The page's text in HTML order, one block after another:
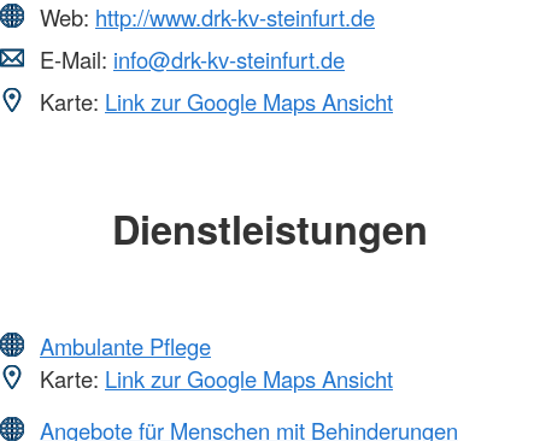
Web: http://www.drk-kv-steinfurt.de
E-Mail: info@drk-kv-steinfurt.de
Karte: Link zur Google Maps Ansicht
Dienstleistungen
Ambulante Pflege
Karte: Link zur Google Maps Ansicht
Angebote für Menschen mit Behinderungen